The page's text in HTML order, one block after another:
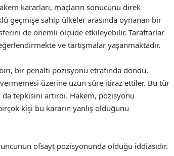
kararları, maçların sonucunu direk
geçmişe sahip ülkeler arasında oynanan bir
de önemli ölçüde etkileyebilir. Taraftarlar
ve tartışmalar yaşanmaktadır.
bir penaltı pozisyonu etrafında döndü.
üzerine uzun süre itiraz ettiler. Bu tür
tepkisini artırdı. Hakem, pozisyonu
kişi bu kararın yanlış olduğunu
ofsayt pozisyonunda olduğu iddiasıdır.